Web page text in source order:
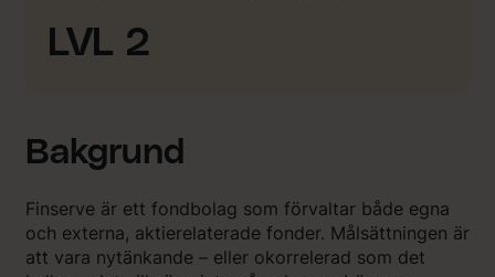
LVL 2
Bakgrund
Finserve är ett fondbolag som förvaltar både egna
och externa, aktierelaterade fonder. Målsättningen är
att vara nytänkande – eller okorrelerad som det